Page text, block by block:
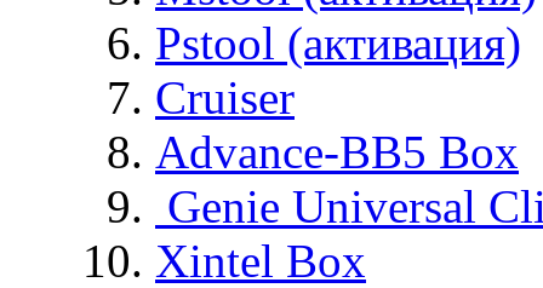
Pstool (активация)
Cruiser
Advance-BB5 Box
Genie Universal
Xintel Box